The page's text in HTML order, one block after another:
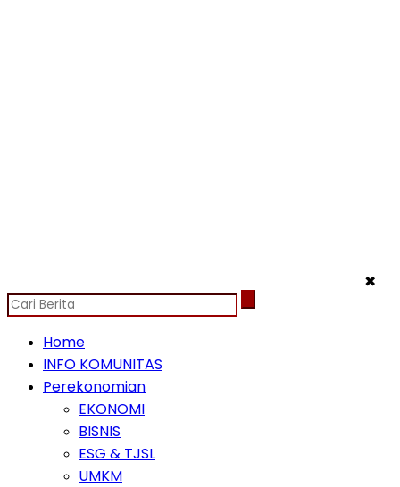
✖
Home
INFO KOMUNITAS
Perekonomian
EKONOMI
BISNIS
ESG & TJSL
UMKM